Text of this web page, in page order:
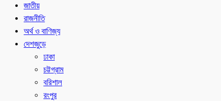
জাতীয়
রাজনীতি
অর্থ ও বাণিজ্য
দেশজুড়ে
ঢাকা
চট্টগ্রাম
বরিশাল
রংপুর